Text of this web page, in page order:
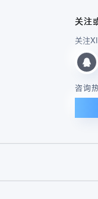
关注
关注
咨询